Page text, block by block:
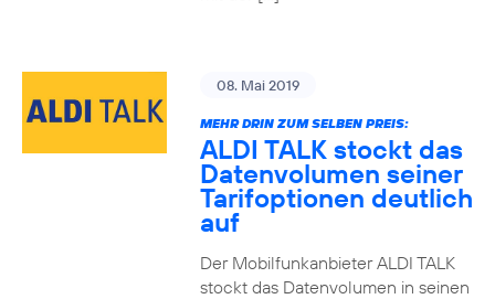
08. Mai 2019
MEHR DRIN ZUM SELBEN PREIS:
ALDI TALK stockt das
Datenvolumen seiner
Tarifoptionen deutlich
auf
Der Mobilfunkanbieter ALDI TALK
stockt das Datenvolumen in seinen